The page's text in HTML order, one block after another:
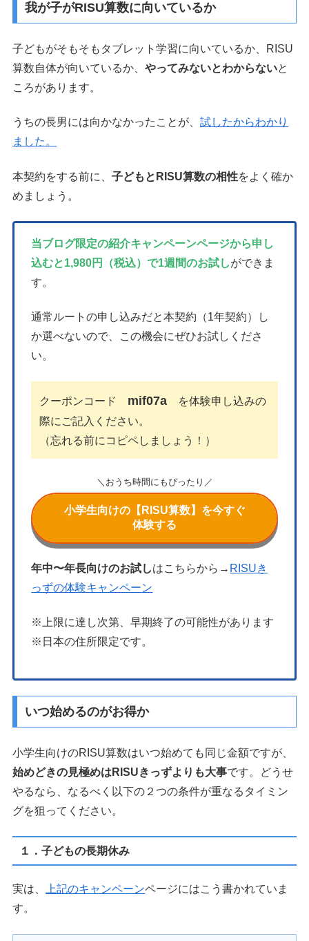
我が子がRISU算数に向いているか
子どもがそもそもタブレット学習に向いているか、RISU
算数自体が向いているか、やってみないとわからないと
ころがあります。
うちの長男には向かなかったことが、試したからわかり
ました。
本契約をする前に、子どもとRISU算数の相性をよく確か
めましょう。
当ブログ限定の紹介キャンペーンページから申し
込むと1,980円（税込）で1週間のお試しができま
す。
通常ルートの申し込みだと本契約（1年契約）し
か選べないので、この機会にぜひお試しくださ
い。
クーポンコード mif07a を体験申し込みの
際にご記入ください。
（忘れる前にコピペしましょう！）
＼おうち時間にもぴったり／
小学生向けの【RISU算数】を今すぐ
体験する
年中〜年長向けのお試しはこちらから→ RISUき
っずの体験キャンペーン
※上限に達し次第、早期終了の可能性があります
※日本の住所限定です。
いつ始めるのがお得か
小学生向けのRISU算数はいつ始めても同じ金額ですが、
始めどきの見極めはRISUきっずよりも大事です。どうせ
やるなら、なるべく以下の２つの条件が重なるタイミン
グを狙ってください。
１．子どもの長期休み
実は、 上記のキャンペーンページにはこう書かれていま
す。